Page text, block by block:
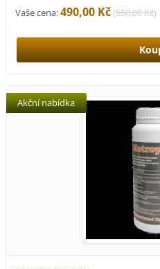
Vaše cena:490,00 Kč(550,00 Kč)
Akční nabídka